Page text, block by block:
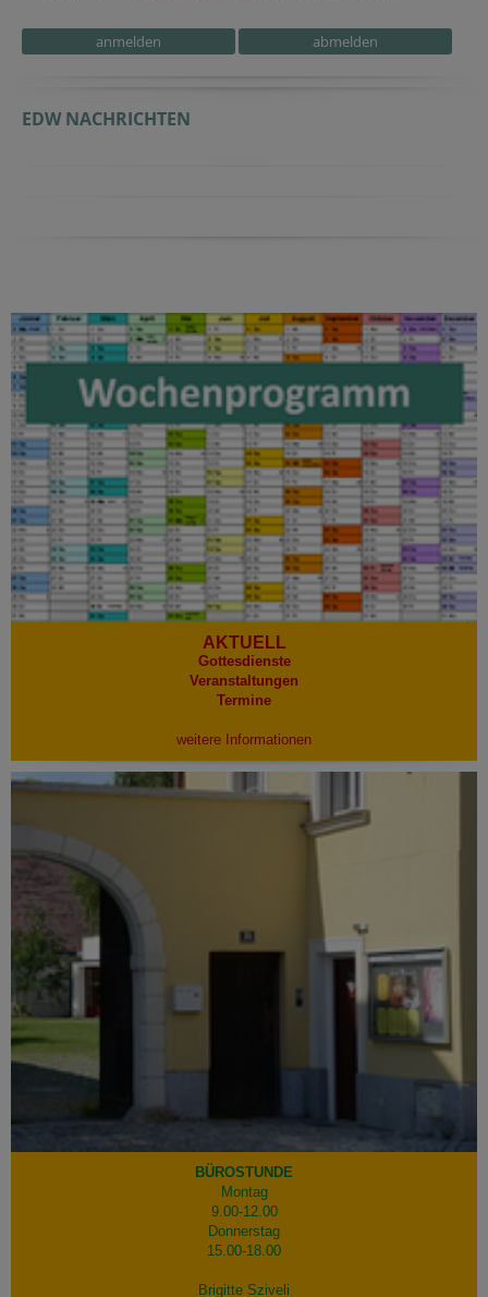
EDW NACHRICHTEN
AKTUELL
Gottesdienste
Veranstaltungen
Termine
weitere Informationen
BÜROSTUNDE
Montag
9.00-12.00
Donnerstag
15.00-18.00
Brigitte Sziveli